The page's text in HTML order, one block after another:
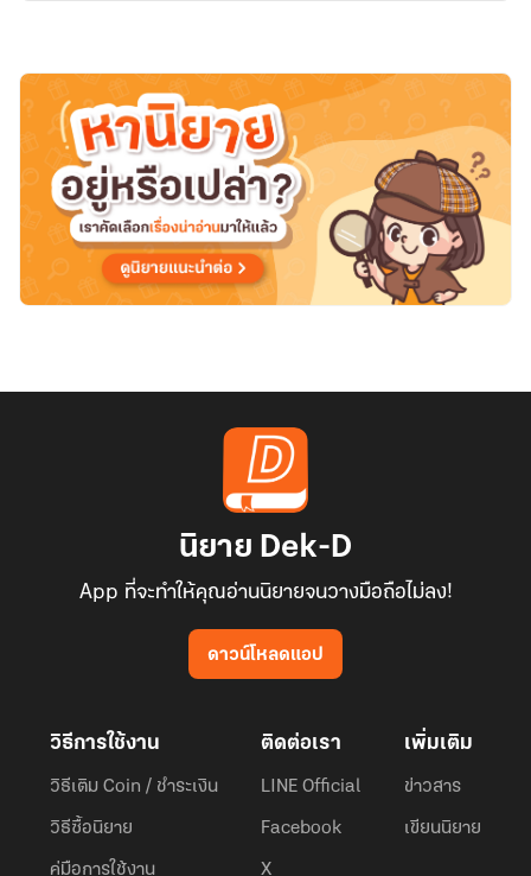
สัตว์
เทพ
พัน
ล้าน
นิยาย Dek-D
App ที่จะทำให้คุณอ่านนิยายจนวางมือถือไม่ลง!
ดาวน์โหลดแอป
วิธีการใช้งาน
วิธีเติม Coin / ชำระเงิน
วิธีซื้อนิยาย
คู่มือการใช้งาน
ติดต่อเรา
LINE Official
Facebook
X
เพิ่มเติม
ข่าวสาร
เขียนนิยาย